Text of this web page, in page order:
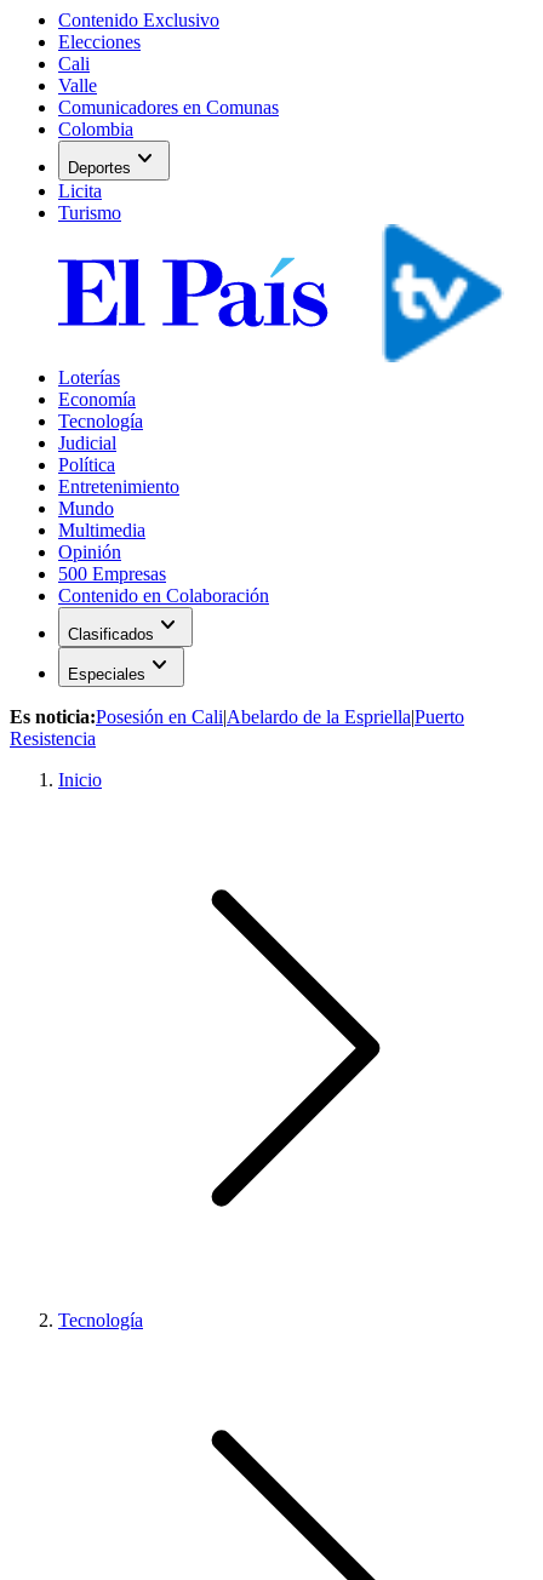
Contenido Exclusivo
Elecciones
Cali
Valle
Comunicadores en Comunas
Colombia
Deportes expand_more
Licita
Turismo
Loterías
Economía
Tecnología
Judicial
Política
Entretenimiento
Mundo
Multimedia
Opinión
500 Empresas
Contenido en Colaboración
Clasificados expand_more
Especiales expand_more
Es noticia:Posesión en Cali|Abelardo de la Espriella|Puerto
Resistencia
Inicio
Tecnología